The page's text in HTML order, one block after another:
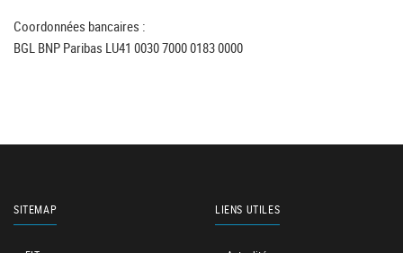
Coordonnées bancaires :
BGL BNP Paribas LU41 0030 7000 0183 0000
SITEMAP LIENS UTILES